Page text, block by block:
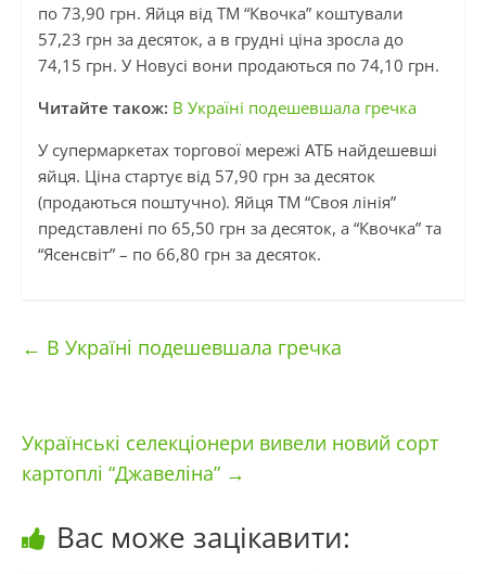
по 73,90 грн. Яйця від ТМ “Квочка” коштували
57,23 грн за десяток, а в грудні ціна зросла до
74,15 грн. У Новусі вони продаються по 74,10 грн.
Читайте також: В Україні подешевшала гречка
У супермаркетах торгової мережі АТБ найдешевші
яйця. Ціна стартує від 57,90 грн за десяток
(продаються поштучно). Яйця ТМ “Своя лінія”
представлені по 65,50 грн за десяток, а “Квочка” та
“Ясенсвіт” – по 66,80 грн за десяток.
← В Україні подешевшала гречка
Українські селекціонери вивели новий сорт
картоплі “Джавеліна” →
Вас може зацікавити: